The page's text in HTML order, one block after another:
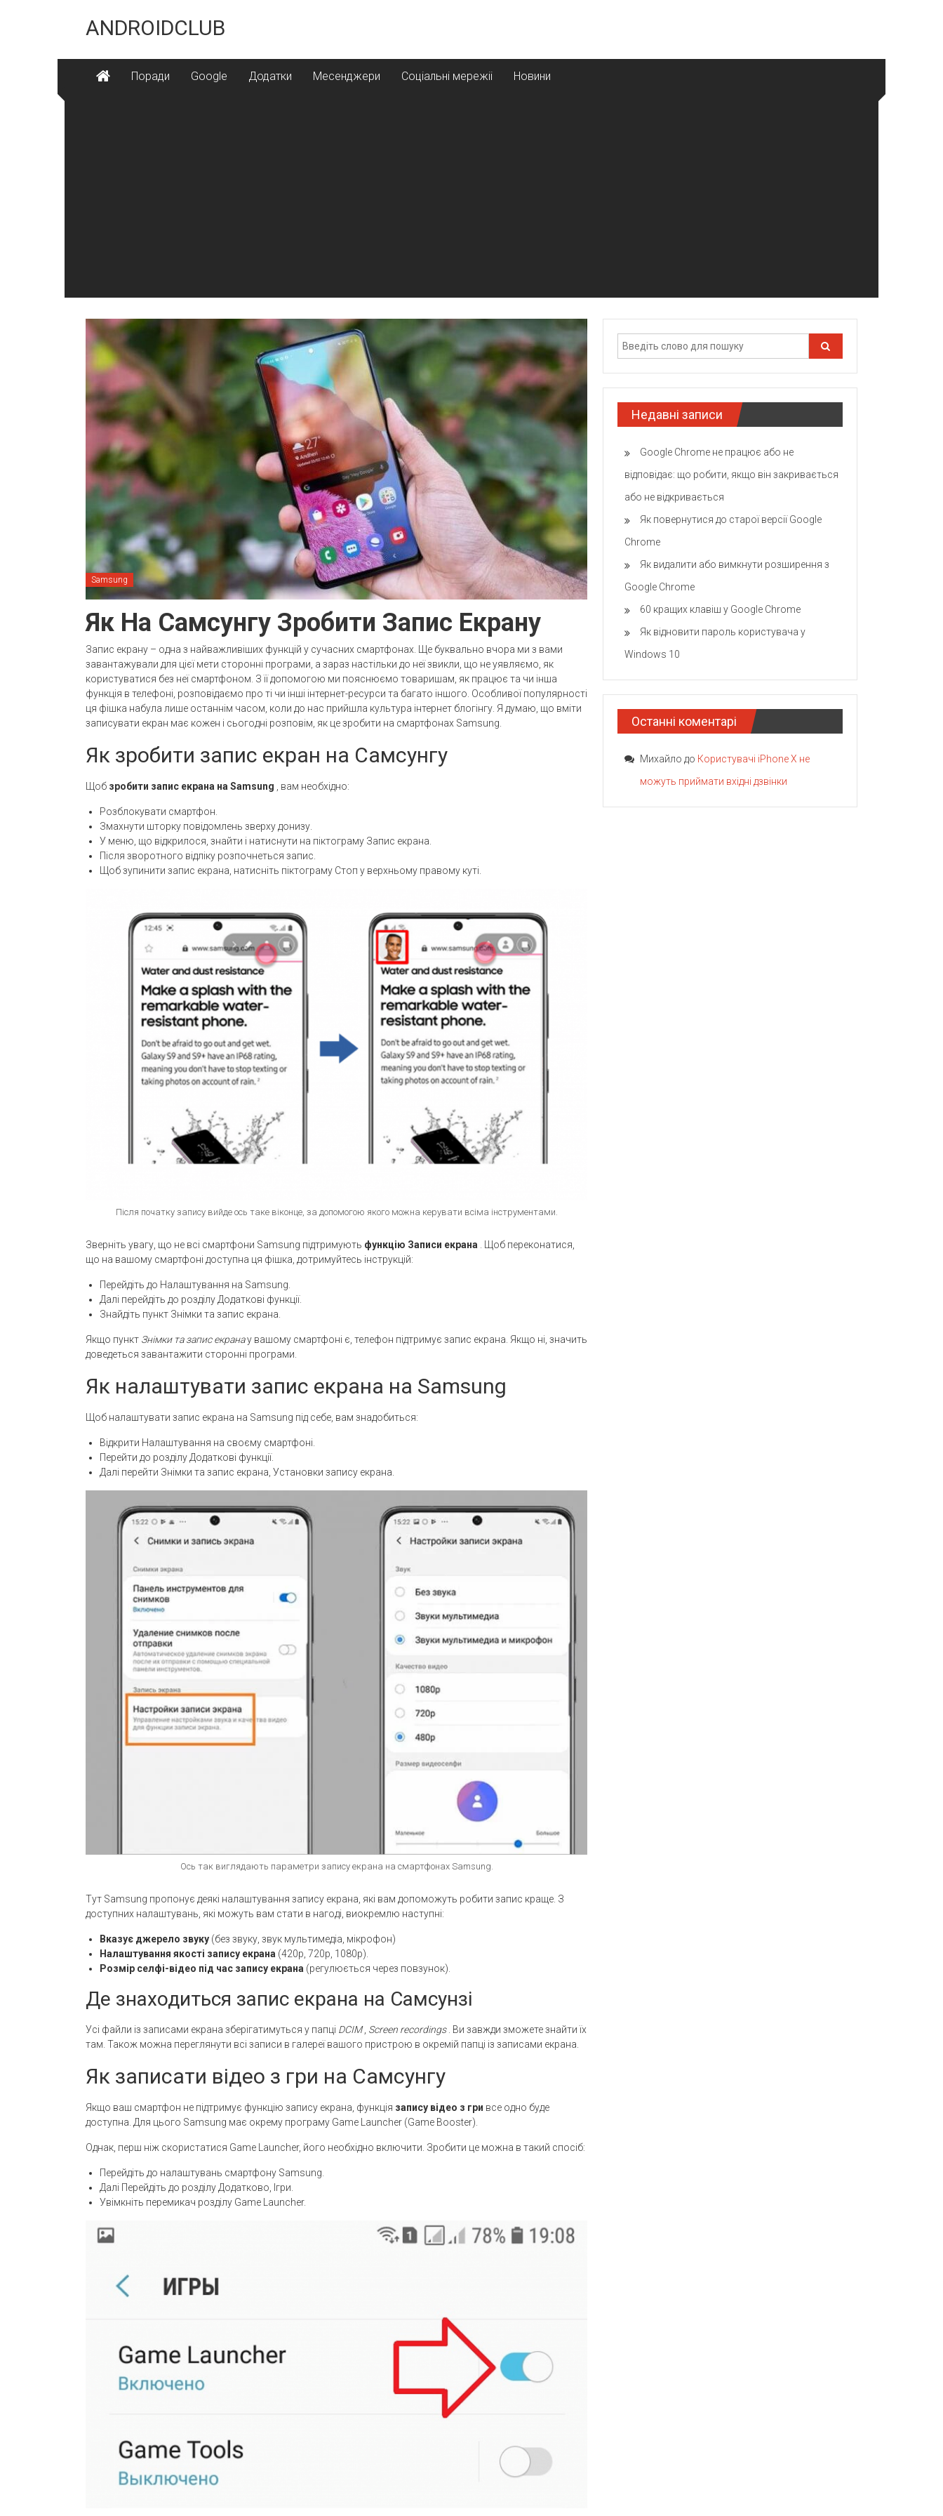
contentANDROIDCLUB
Поради Google Додатки Месенджери Соціальні мережіі Новини
Samsung
Як На Самсунгу Зробити Запис Екрану
Запис екрану – одна з найважливіших функцій у сучасних смартфонах. Ще буквально вчора ми з вами
завантажували для цієї мети сторонні програми, а зараз настільки до неї звикли, що не уявляємо, як
користуватися без неї смартфоном. З її допомогою ми пояснюємо товаришам, як працює та чи інша
функція в телефоні, розповідаємо про ті чи інші інтернет-ресурси та багато іншого. Особливої ​​популярності
ця фішка набула лише останнім часом, коли до нас прийшла культура інтернет блогінгу. Я думаю, що вміти
записувати екран має кожен і сьогодні розповім, як це зробити на смартфонах Samsung.
Як зробити запис екран на Самсунгу
Щоб зробити запис екрана на Samsung , вам необхідно:
Розблокувати смартфон.
Змахнути шторку повідомлень зверху донизу.
У меню, що відкрилося, знайти і натиснути на піктограму Запис екрана.
Після зворотного відліку розпочнеться запис.
Щоб зупинити запис екрана, натисніть піктограму Стоп у верхньому правому куті.
Після початку запису вийде ось таке віконце, за допомогою якого можна керувати всіма інструментами.
Зверніть увагу, що не всі смартфони Samsung підтримують функцію Записи екрана . Щоб переконатися,
що на вашому смартфоні доступна ця фішка, дотримуйтесь інструкцій:
Перейдіть до Налаштування на Samsung.
Далі перейдіть до розділу Додаткові функції.
Знайдіть пункт Знімки та запис екрана.
Якщо пункт Знімки та запис екранау вашому смартфоні є, телефон підтримує запис екрана. Якщо ні, значить
доведеться завантажити сторонні програми.
Як налаштувати запис екрана на Samsung
Щоб налаштувати запис екрана на Samsung під себе, вам знадобиться:
Відкрити Налаштування на своєму смартфоні.
Перейти до розділу Додаткові функції.
Далі перейти Знімки та запис екрана, Установки запису екрана.
Ось так виглядають параметри запису екрана на смартфонах Samsung.
Тут Samsung пропонує деякі налаштування запису екрана, які вам допоможуть робити запис краще. З
доступних налаштувань, які можуть вам стати в нагоді, виокремлю наступні:
Вказує джерело звуку (без звуку, звук мультимедіа, мікрофон)
Налаштування якості запису екрана (420p, 720p, 1080p).
Розмір селфі-відео під час запису екрана (регулюється через повзунок).
Де знаходиться запис екрана на Самсунзі
Усі файли із записами екрана зберігатимуться у папці DCIM, Screen recordings. Ви завжди зможете знайти їх
там. Також можна переглянути всі записи в галереї вашого пристрою в окремій папці із записами екрана.
Як записати відео з гри на Самсунгу
Якщо ваш смартфон не підтримує функцію запису екрана, функція запису відео з гри все одно буде
доступна. Для цього Samsung має окрему програму Game Launcher (Game Booster).
Однак, перш ніж скористатися Game Launcher, його необхідно включити. Зробити це можна в такий спосіб:
Перейдіть до налаштувань смартфону Samsung.
Далі Перейдіть до розділу Додатково, Ігри.
Увімкніть перемикач розділу Game Launcher.
Недавні записи
Google Chrome не працює або не
відповідає: що робити, якщо він закривається
або не відкривається
Як повернутися до старої версії Google
Chrome
Як видалити або вимкнути розширення з
Google Chrome
60 кращих клавіш у Google Chrome
Як відновити пароль користувача у
Windows 10
Останні коментарі
Михайло до Користувачі iPhone X не
можуть приймати вхідні дзвінки